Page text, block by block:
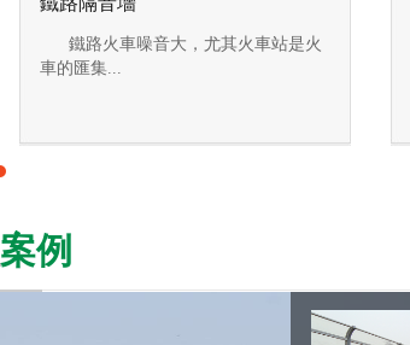
鐵路火車噪音大，尤其火車站是火
車的匯集...
案例